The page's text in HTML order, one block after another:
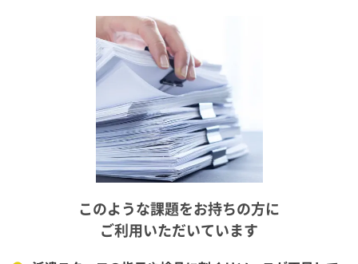
このような課題をお持ちの方に
ご利用いただいています